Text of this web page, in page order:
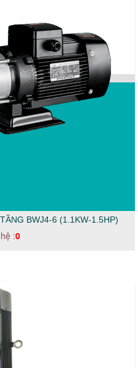
BWJ4-6 (1.1KW-1.5HP)
:0